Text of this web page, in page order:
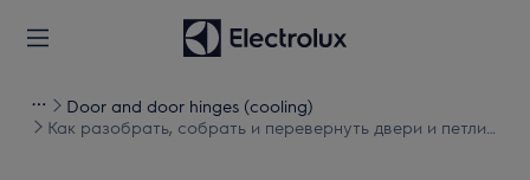
Door and door hinges (cooling)
Как разобрать, собрать и перевернуть двери и петли